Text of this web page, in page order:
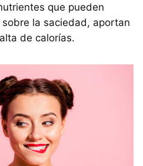
que pueden
la saciedad, aportan
de calorías.